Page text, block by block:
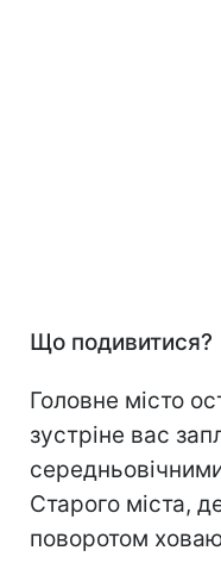
Що подивитися?
Головне місто
зустріне вас
Старого міста,
поворотом